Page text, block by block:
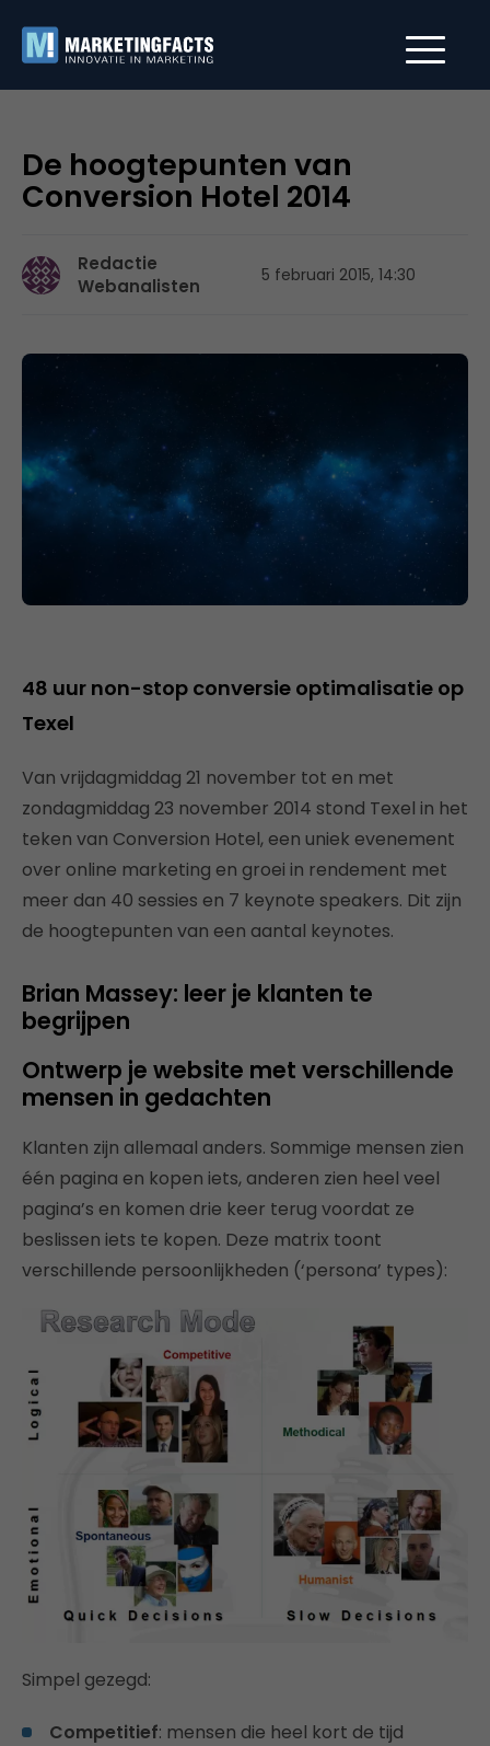
De hoogtepunten van
Conversion Hotel 2014
Redactie
Webanalisten
5 februari 2015, 14:30
48 uur non-stop conversie optimalisatie op
Texel
Van vrijdagmiddag 21 november tot en met
zondagmiddag 23 november 2014 stond Texel in het
teken van Conversion Hotel, een uniek evenement
over online marketing en groei in rendement met
meer dan 40 sessies en 7 keynote speakers. Dit zijn
de hoogtepunten van een aantal keynotes.
Brian Massey: leer je klanten te
begrijpen
Ontwerp je website met verschillende
mensen in gedachten
Klanten zijn allemaal anders. Sommige mensen zien
één pagina en kopen iets, anderen zien heel veel
pagina’s en komen drie keer terug voordat ze
beslissen iets te kopen. Deze matrix toont
verschillende persoonlijkheden (‘persona’ types):
Simpel gezegd:
Competitief: mensen die heel kort de tijd